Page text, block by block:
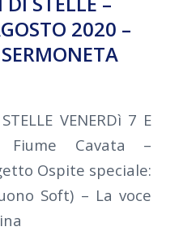
2020 –
VENERDì 7 E
Fiume Cavata –
Ospite speciale:
Soft) – La voce